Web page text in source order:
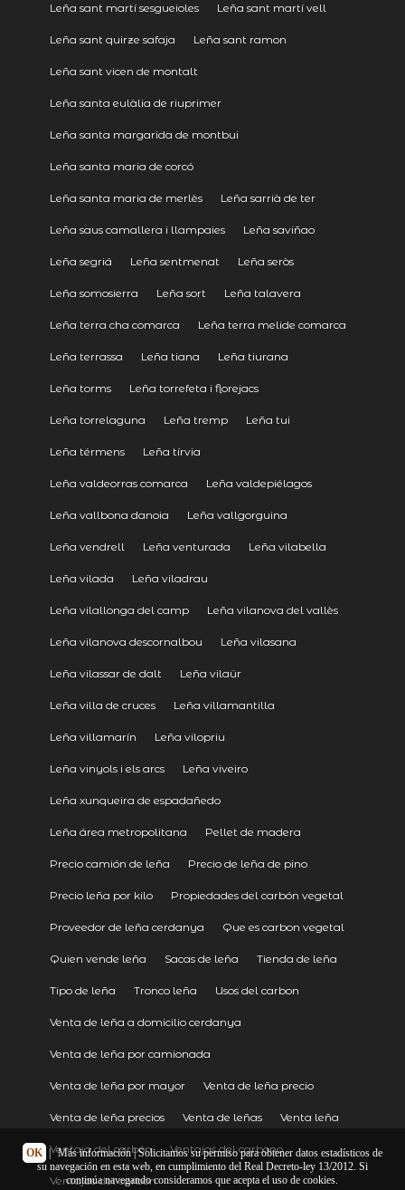
Leña sant martí sesgueioles Leña sant martí vell
Leña sant quirze safaja Leña sant ramon
Leña sant vicen de montalt
Leña santa eulàlia de riuprimer
Leña santa margarida de montbui
Leña santa maria de corcó
Leña santa maria de merlès Leña sarrià de ter
Leña saus camallera i llampaies Leña saviñao
Leña segriá Leña sentmenat Leña seròs
Leña somosierra Leña sort Leña talavera
Leña terra cha comarca Leña terra melide comarca
Leña terrassa Leña tiana Leña tiurana
Leña torms Leña torrefeta i florejacs
Leña torrelaguna Leña tremp Leña tui
Leña térmens Leña tírvia
Leña valdeorras comarca Leña valdepiélagos
Leña vallbona danoia Leña vallgorguina
Leña vendrell Leña venturada Leña vilabella
Leña vilada Leña viladrau
Leña vilallonga del camp Leña vilanova del vallès
Leña vilanova descornalbou Leña vilasana
Leña vilassar de dalt Leña vilaür
Leña villa de cruces Leña villamantilla
Leña villamarín Leña vilopriu
Leña vinyols i els arcs Leña viveiro
Leña xunqueira de espadañedo
Leña área metropolitana Pellet de madera
Precio camión de leña Precio de leña de pino
Precio leña por kilo Propiedades del carbón vegetal
Proveedor de leña cerdanya Que es carbon vegetal
Quien vende leña Sacas de leña Tienda de leña
Tipo de leña Tronco leña Usos del carbon
Venta de leña a domicilio cerdanya
Venta de leña por camionada
Venta de leña por mayor Venta de leña precio
Venta de leña precios Venta de leñas Venta leña
Ventaja del carbón Ventajas del carbono
Ventajas del carbón
OK | Más información| Solicitamos su permiso para obtener datos estadísticos de
su navegación en esta web, en cumplimiento del Real Decreto-ley 13/2012. Si
continúa navegando consideramos que acepta el uso de cookies.